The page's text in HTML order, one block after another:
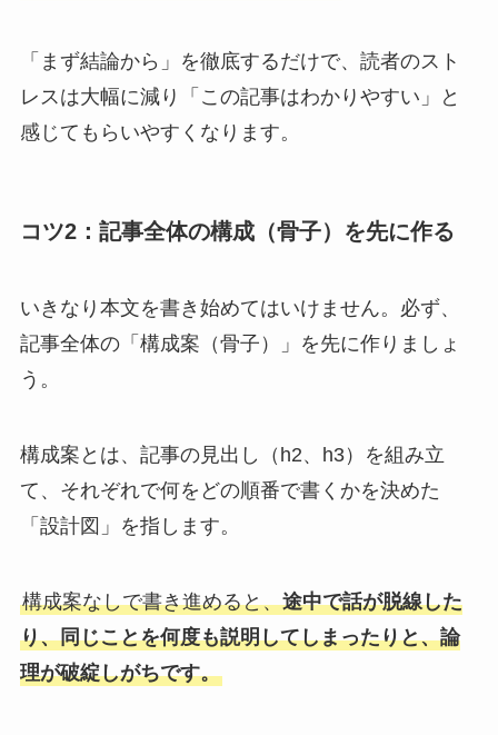
「まず結論から」を徹底するだけで、読者のスト
レスは大幅に減り「この記事はわかりやすい」と
感じてもらいやすくなります。
コツ2：記事全体の構成（骨子）を先に作る
いきなり本文を書き始めてはいけません。必ず、
記事全体の「構成案（骨子）」を先に作りましょ
う。
構成案とは、記事の見出し（h2、h3）を組み立
て、それぞれで何をどの順番で書くかを決めた
「設計図」を指します。
構成案なしで書き進めると、途中で話が脱線した
り、同じことを何度も説明してしまったりと、論
理が破綻しがちです。